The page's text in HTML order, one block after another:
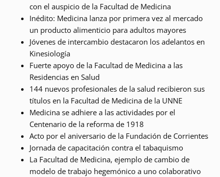
con el auspicio de la Facultad de Medicina
Inédito: Medicina lanza por primera vez al mercado
un producto alimenticio para adultos mayores
Jóvenes de intercambio destacaron los adelantos en
Kinesiología
Fuerte apoyo de la Facultad de Medicina a las
Residencias en Salud
144 nuevos profesionales de la salud recibieron sus
títulos en la Facultad de Medicina de la UNNE
Medicina se adhiere a las actividades por el
Centenario de la reforma de 1918
Acto por el aniversario de la Fundación de Corrientes
Jornada de capacitación contra el tabaquismo
La Facultad de Medicina, ejemplo de cambio de
modelo de trabajo hegemónico a uno colaborativo